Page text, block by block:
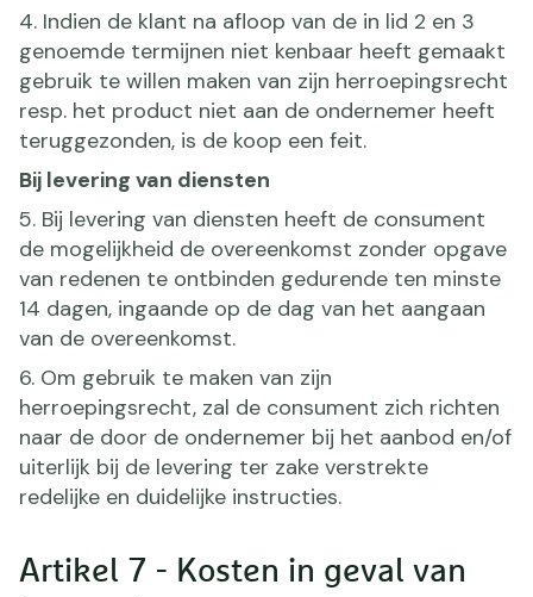
4. Indien de klant na afloop van de in lid 2 en 3
genoemde termijnen niet kenbaar heeft gemaakt
gebruik te willen maken van zijn herroepingsrecht
resp. het product niet aan de ondernemer heeft
teruggezonden, is de koop een feit.
Bij levering van diensten
5. Bij levering van diensten heeft de consument
de mogelijkheid de overeenkomst zonder opgave
van redenen te ontbinden gedurende ten minste
14 dagen, ingaande op de dag van het aangaan
van de overeenkomst.
6. Om gebruik te maken van zijn
herroepingsrecht, zal de consument zich richten
naar de door de ondernemer bij het aanbod en/of
uiterlijk bij de levering ter zake verstrekte
redelijke en duidelijke instructies.
Artikel 7 - Kosten in geval van